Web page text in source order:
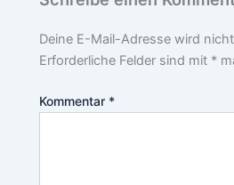
Deine E-Mail-Adresse wird
Erforderliche Felder sind mit *
Kommentar *